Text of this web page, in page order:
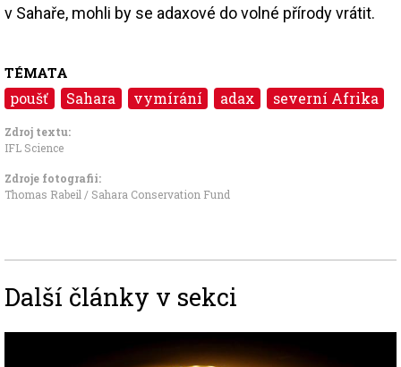
v Sahaře, mohli by se adaxové do volné přírody vrátit.
TÉMATA
poušť Sahara vymírání adax severní Afrika
Zdroj textu:
IFL Science
Zdroje fotografii:
Thomas Rabeil / Sahara Conservation Fund
Další články v sekci